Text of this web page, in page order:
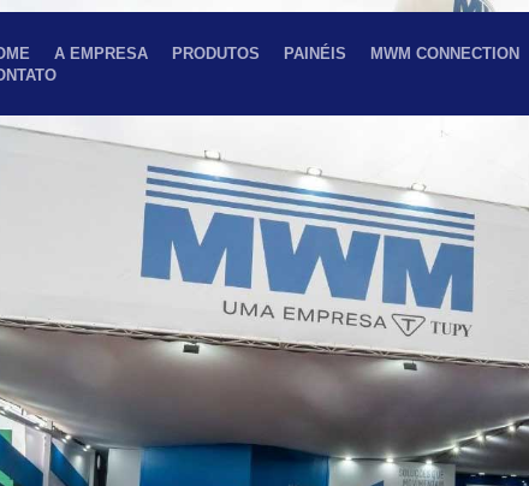
A EMPRESA PRODUTOS PAINÉIS MWM CONNECTION